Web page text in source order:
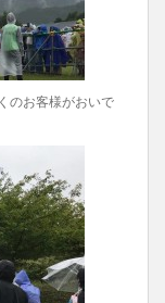
のお客様がおいで